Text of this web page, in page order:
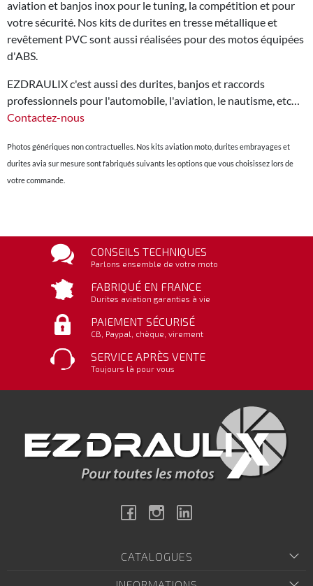
aviation et banjos inox pour le tuning, la compétition et pour
votre sécurité. Nos kits de durites en tresse métallique et
revêtement PVC sont aussi réalisées pour des motos équipées
d'ABS.
EZDRAULIX c'est aussi des durites, banjos et raccords
professionnels pour l'automobile, l'aviation, le nautisme, etc…
Contactez-nous
Photos génériques non contractuelles. Nos kits aviation moto, durites embrayages et
durites avia sur mesure sont fabriqués suivants les options que vous choisissez lors de
votre commande.
CONSEILS TECHNIQUES
Parlons ensemble de votre moto
FABRIQUÉ EN FRANCE
Durites aviation garanties à vie
PAIEMENT SÉCURISÉ
CB, Paypal, chèque, virement
SERVICE APRÈS VENTE
Toujours là pour vous
FacebookInstagram
CATALOGUES